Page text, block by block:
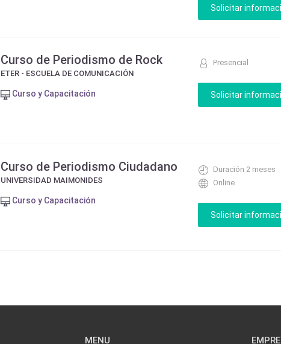
Curso de Periodismo de Rock
ETER - ESCUELA DE COMUNICACIÓN
Curso y Capacitación
Presencial
Curso de Periodismo Ciudadano
UNIVERSIDAD MAIMONIDES
Curso y Capacitación
Duración 2 meses
Online
MENU